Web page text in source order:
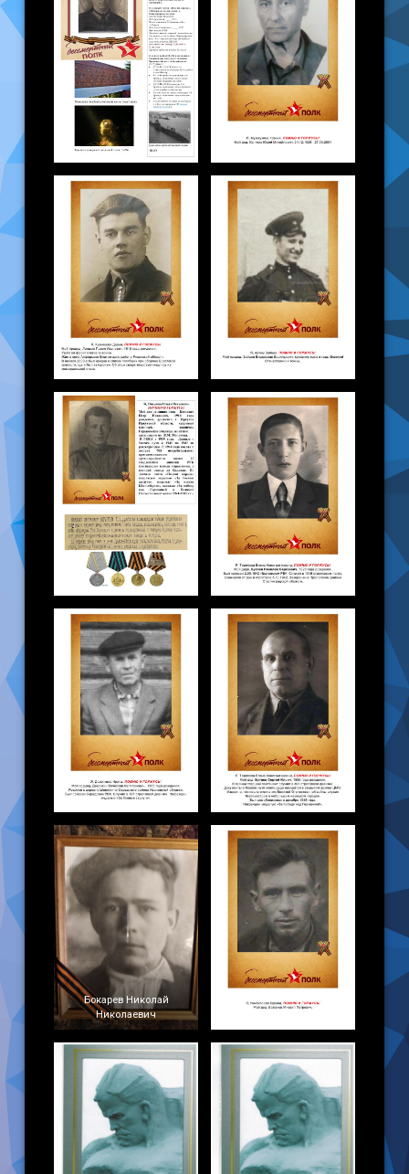
Бокарев Николай
Николаевич